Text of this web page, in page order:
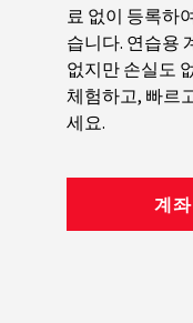
료 없이 등록하
습니다. 연습용
없지만 손실도
체험하고, 빠르
세요.
계